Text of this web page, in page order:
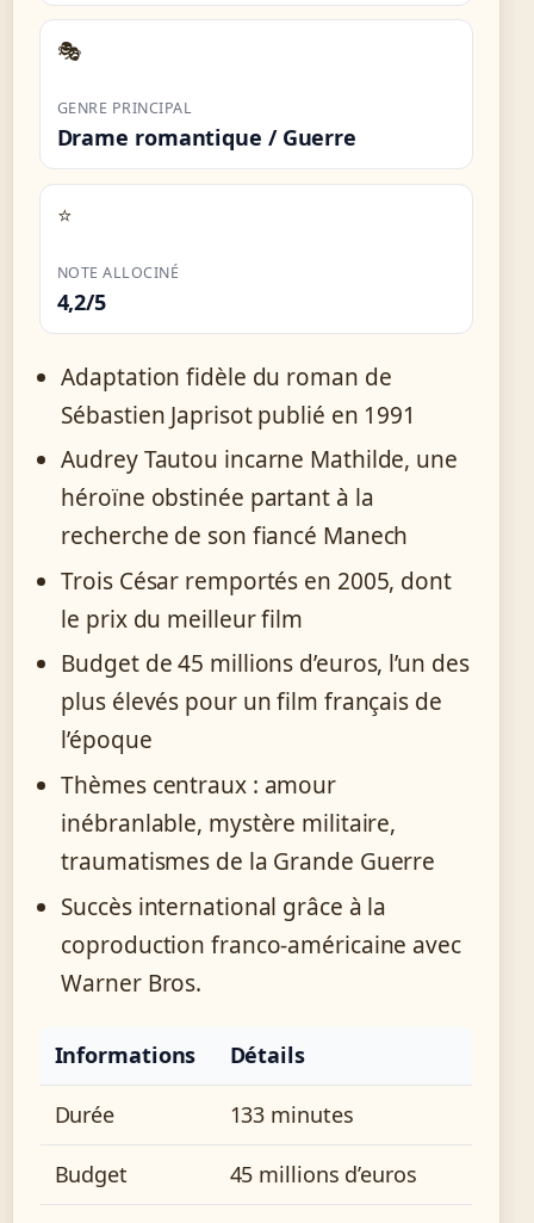
🎭
GENRE PRINCIPAL
Drame romantique / Guerre
⭐
NOTE ALLOCINÉ
4,2/5
Adaptation fidèle du roman de
Sébastien Japrisot publié en 1991
Audrey Tautou incarne Mathilde, une
héroïne obstinée partant à la
recherche de son fiancé Manech
Trois César remportés en 2005, dont
le prix du meilleur film
Budget de 45 millions d’euros, l’un des
plus élevés pour un film français de
l’époque
Thèmes centraux : amour
inébranlable, mystère militaire,
traumatismes de la Grande Guerre
Succès international grâce à la
coproduction franco-américaine avec
Warner Bros.
Informations Détails
Durée 133 minutes
Budget 45 millions d’euros